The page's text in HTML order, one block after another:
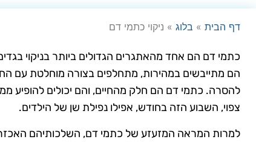
דף הבית » בלוג » ניקוי כתמי דם
כתמי דם הם אחד מהאתגרים הגדולים ביותר בניקוי
הם מתייבשים במהירות, מתחלפים בצורה מוחלטת עם
להסרה. כתמי דם הם חלק מהחיים, והם יכולים להופיע
צפוי, השבוע הזה בחודש, אפילו נפילת שן של הילדים.
למרות המראה המזעזע של כתמי דם, השלכותיהם